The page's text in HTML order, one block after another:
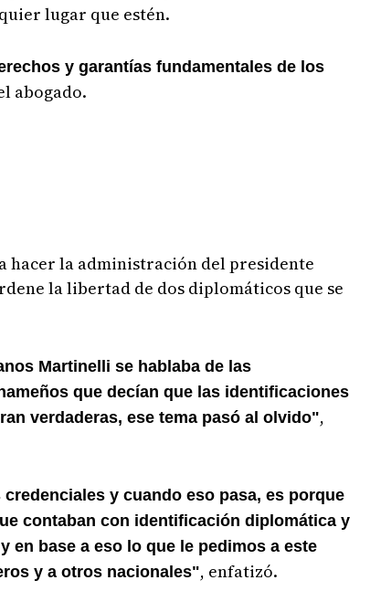
lugar que estén.
y garantías fundamentales de los
abogado.
hacer la administración del presidente
la libertad de dos diplomáticos que se
Martinelli se hablaba de las
que decían que las identificaciones
verdaderas, ese tema pasó al olvido",
y cuando eso pasa, es porque
contaban con identificación diplomática y
en base a eso lo que le pedimos a este
y a otros nacionales", enfatizó.